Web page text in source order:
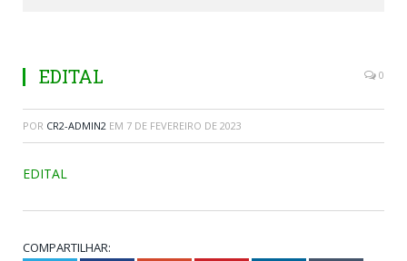
EDITAL 0
POR CR2-ADMIN2 EM 7 DE FEVEREIRO DE 2023
EDITAL
COMPARTILHAR: